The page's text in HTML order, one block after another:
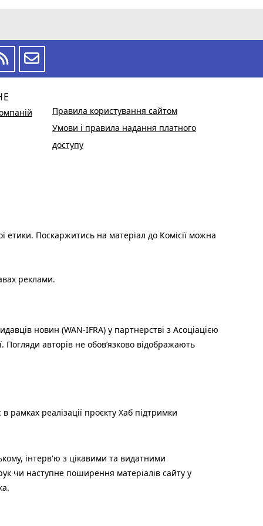
Правила користування сайтом
Умови і правила надання платного
доступу
етики. Поскаржитись на матеріал до Комісії можна
реклами.
новин (WAN-IFRA) у партнерстві з Асоціацією
Погляди авторів не обов’язково відображають
рамках реалізації проєкту Хаб підтримки
інтерв'ю з цікавими та видатними
чи наступне поширення матеріалів сайту у